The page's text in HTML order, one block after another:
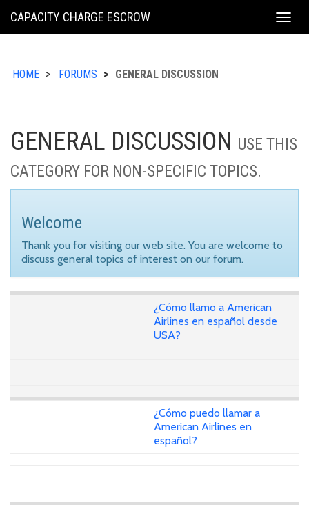
KING
CAPACITY CHARGE ESCROW
HOME FORUMS GENERAL DISCUSSION
GENERAL DISCUSSION USE THIS
CATEGORY FOR NON-SPECIFIC TOPICS.
Welcome
Thank you for visiting our web site. You are welcome to
discuss general topics of interest on our forum.
¿Cómo llamo a American
Airlines en español desde
USA?
¿Cómo puedo llamar a
American Airlines en
español?